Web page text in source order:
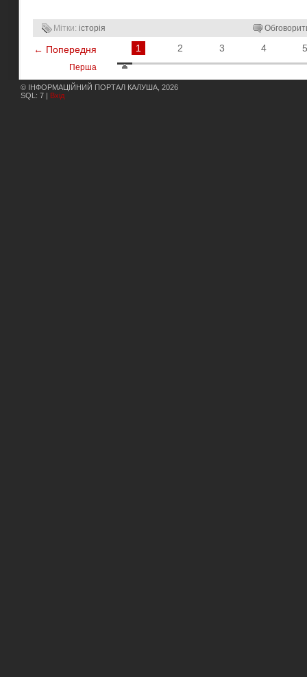
Мітки: історія
← Попередня 1 2 3 4 5
Перша
© ІНФОРМАЦІЙНИЙ ПОРТАЛ КАЛУША, 2026
SQL: 7 | Вхід